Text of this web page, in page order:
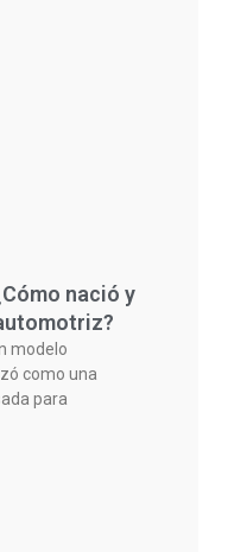
nació y
modelo
como una
para